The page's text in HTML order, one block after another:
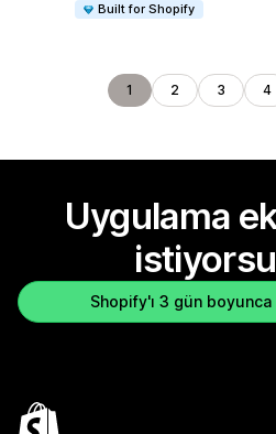
Built for Shopify
1 2 3 4
Uygulama
Shopify'ı 3 gün